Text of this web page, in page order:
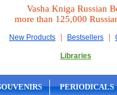
Vasha Kniga Russian
more than 125,000
New Products | Bestsellers |
Libraries
PERIODICALS